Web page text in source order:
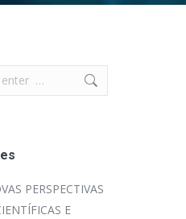
PERSPECTIVAS
E